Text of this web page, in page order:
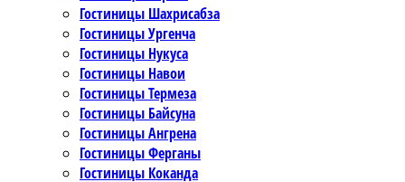
Гостиницы Шахрисабза
Гостиницы Ургенча
Гостиницы Нукуса
Гостиницы Навои
Гостиницы Термеза
Гостиницы Байсуна
Гостиницы Ангрена
Гостиницы Ферганы
Гостиницы Коканда